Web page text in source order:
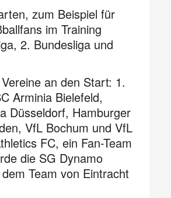
zum Beispiel für
im Training
2. Bundesliga und
an den Start: 1.
Arminia Bielefeld,
Düsseldorf, Hamburger
VfL Bochum und VfL
FC, ein Fan-Team
die SG Dynamo
Team von Eintracht